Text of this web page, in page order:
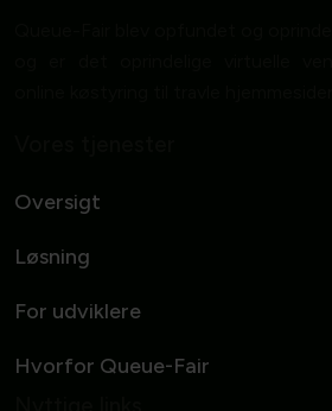
Oversigt
Løsning
For udviklere
Hvorfor Queue-Fair